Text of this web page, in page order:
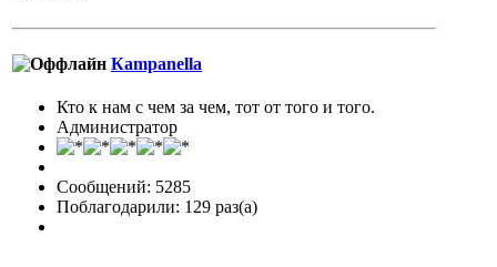
Кampanella
Кто к нам с чем за чем, тот от того и того.
Администратор
Сообщений: 5285
Поблагодарили: 129 раз(а)